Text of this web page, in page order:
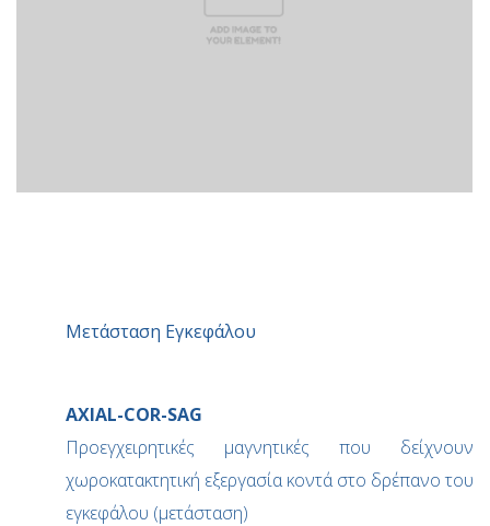
Μετάσταση Εγκεφάλου
AXIAL-COR-SAG
Προεγχειρητικές μαγνητικές που δείχνουν
χωροκατακτητική εξεργασία κοντά στο δρέπανο του
εγκεφάλου (μετάσταση)